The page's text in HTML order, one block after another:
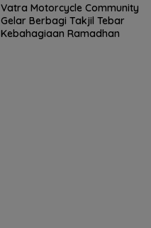
Vatra Motorcycle Community
Gelar Berbagi Takjil Tebar
Kebahagiaan Ramadhan